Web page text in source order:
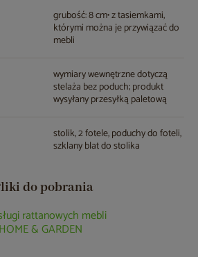
grubość: 8 cm• z tasiemkami,
którymi można je przywiązać do
mebli
wymiary wewnętrzne dotyczą
stelaża bez poduch; produkt
wysyłany przesyłką paletową
stolik, 2 fotele, poduchy do foteli,
szklany blat do stolika
do pobrania
rattanowych mebli
& GARDEN